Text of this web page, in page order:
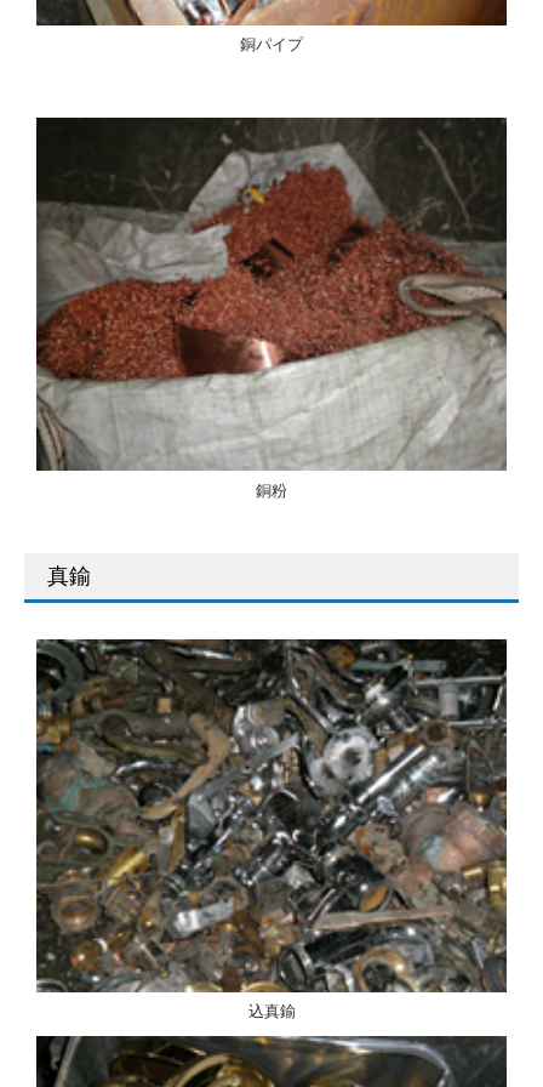
銅パイプ
銅粉
真鍮
込真鍮